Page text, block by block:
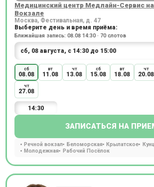
Медицинский центр Медлайн-Сервис
Вокзале
Москва, Фестивальная, д. 47
Выберите день и время приёма:
Ближайшая запись: 08.08 14:30 · 70 слотов
сб
08.08
вт
11.08
чт
13.08
сб
15.08
вт
18.08
чт
20.08
чт
27.08
14:30
ЗАПИСАТЬСЯ НА
Речной вокзал Беломорская Крылатское
Молодежная
Рабочий Посёлок